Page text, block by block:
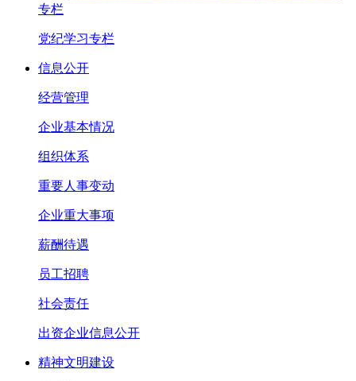
专栏
党纪学习专栏
信息公开
经营管理
企业基本情况
组织体系
重要人事变动
企业重大事项
薪酬待遇
员工招聘
社会责任
出资企业信息公开
精神文明建设